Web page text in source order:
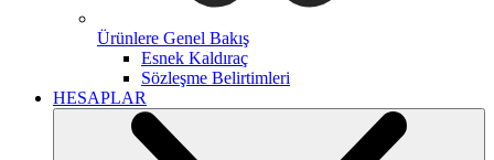
Ürünlere Genel Bakış
Esnek Kaldıraç
Sözleşme Belirtimleri
HESAPLAR